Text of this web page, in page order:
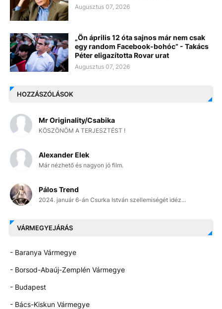
Augusztus 07, 2026
„Ön április 12 óta sajnos már nem csak
egy random Facebook-bohóc” - Takács
Péter eligazította Rovar urat
Augusztus 07, 2026
HOZZÁSZÓLÁSOK
Mr Originality/Csabika
KÖSZÖNÖM A TERJESZTÉST !
Alexander Elek
Már nézhető és nagyon jó film.
Pálos Trend
2024. január 6-án Csurka István szellemiségét idéz...
VÁRMEGYEJÁRÁS
- Baranya Vármegye
- Borsod-Abaúj-Zemplén Vármegye
- Budapest
- Bács-Kiskun Vármegye